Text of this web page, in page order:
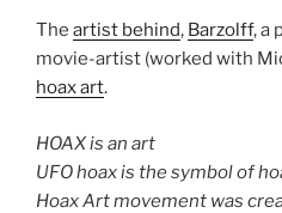
The artist behind, Barzolff, a
movie-artist (worked with
hoax art.
HOAX is an art
UFO hoax is the symbol of
Hoax Art movement was